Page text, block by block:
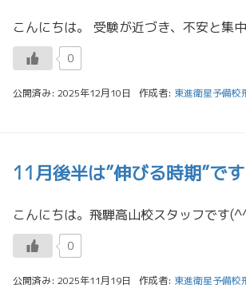
0
公開済み: 2025年12月10日 作成者: 東進衛星予備校
11月後半は”伸びる時期”です
0
公開済み: 2025年11月19日 作成者: 東進衛星予備校